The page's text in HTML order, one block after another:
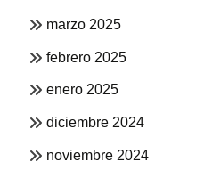
marzo 2025
febrero 2025
enero 2025
diciembre 2024
noviembre 2024